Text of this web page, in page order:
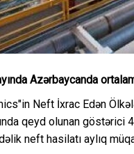
Azərbaycanda
Neft İxrac Edən
qeyd olunan göstərici
neft hasilatı aylıq